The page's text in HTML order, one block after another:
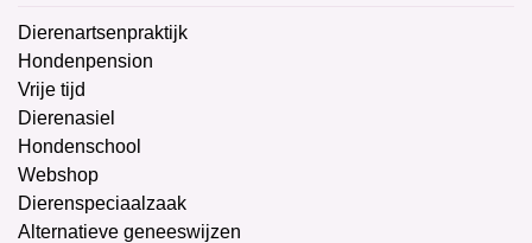
Dierenartsenpraktijk
Hondenpension
Vrije tijd
Dierenasiel
Hondenschool
Webshop
Dierenspeciaalzaak
Alternatieve geneeswijzen